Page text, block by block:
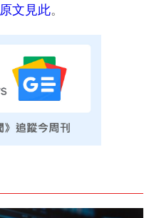
原文見此。